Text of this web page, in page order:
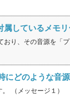
しているメモ
おり、その音源を「
にどのような音
。 （メッセージ１